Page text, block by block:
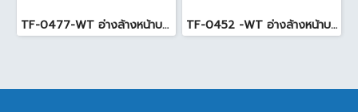
TF-0477-WT อ่างล้างหน้าบนเคาน์เตอร์ สีขาว TF-0452 -WT อ่างล้างหน้าบนเคาน์เตอร์ สีขาว